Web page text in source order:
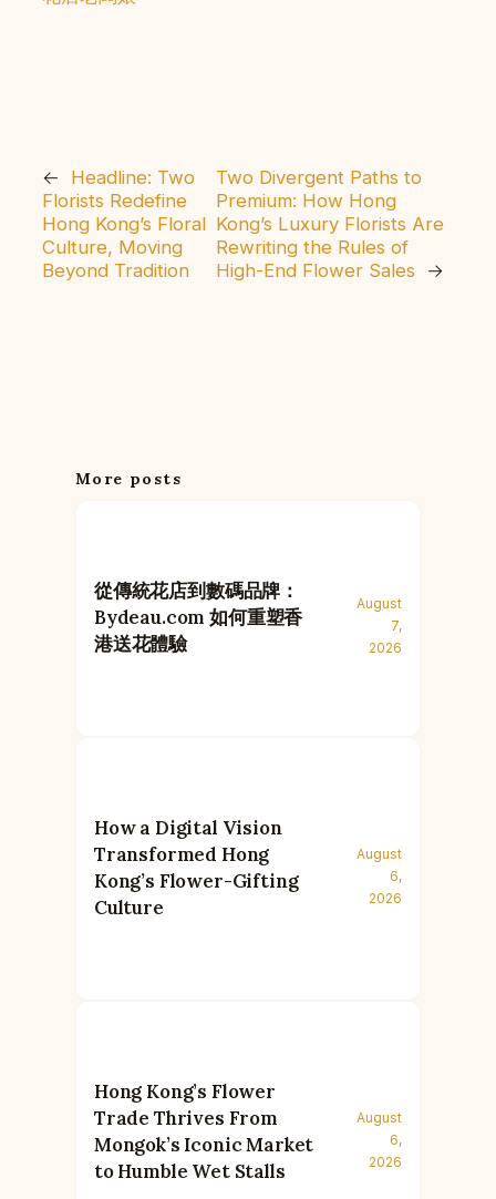
←
Headline: Two
Florists Redefine
Hong Kong’s Floral
Culture, Moving
Beyond Tradition
Two Divergent Paths to
Premium: How Hong
Kong’s Luxury Florists Are
Rewriting the Rules of
High-End Flower Sales
→
More posts
從傳統花店到數碼品牌：
Bydeau.com 如何重塑香
港送花體驗
August
7,
2026
How a Digital Vision
Transformed Hong
Kong’s Flower-Gifting
Culture
August
6,
2026
Hong Kong’s Flower
Trade Thrives From
Mongok’s Iconic Market
to Humble Wet Stalls
August
6,
2026